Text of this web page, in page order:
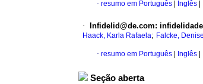
· resumo em Português Inglês
· Infidelid@de.com:
Haack, Karla Rafaela; Falcke, Denise
· resumo em Português Inglês
Seção aberta